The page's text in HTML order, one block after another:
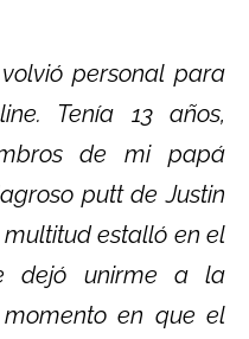
personal para
Tenía 13 años,
de mi papá
putt de Justin
multitud estalló en el
dejó unirme a la
en que el